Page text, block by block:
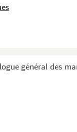
général des